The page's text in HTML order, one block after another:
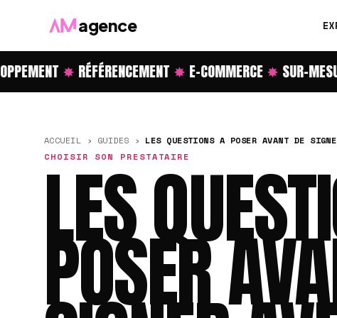
agence
✸RÉFÉRENCEMENT✸E-COMMERCE✸SUR-
ACCUEIL › GUIDES › LES QUESTIONS A POSER AVANT DE
CHOISIR SON PRESTATAIRE
LES
POSER